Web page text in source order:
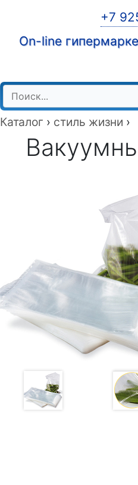
+7
On-line
Каталог › стиль жизни ›